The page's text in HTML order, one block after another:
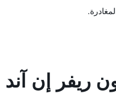
ريفر إن